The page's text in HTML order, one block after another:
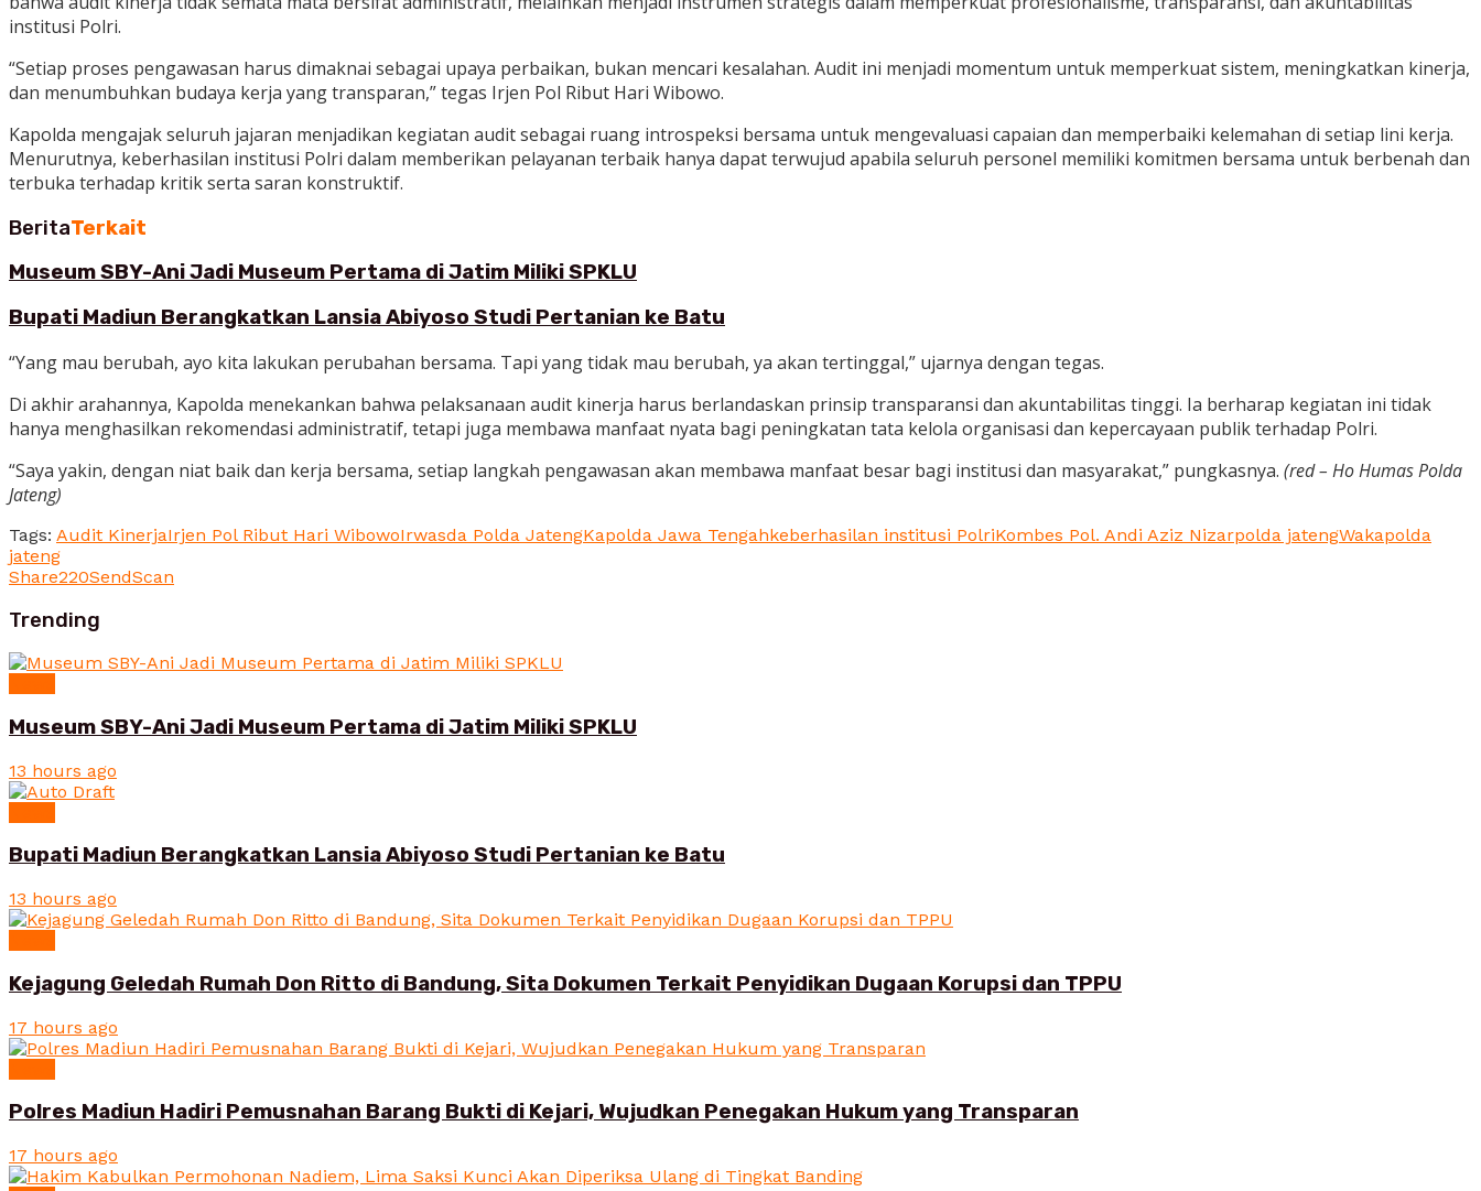
institusi Polri.
“Setiap proses pengawasan harus dimaknai sebagai upaya perbaikan, bukan mencari kesalahan. Audit ini menjadi momentum untuk memperkuat sistem, meningkatkan kinerja,
dan menumbuhkan budaya kerja yang transparan,” tegas Irjen Pol Ribut Hari Wibowo.
Kapolda mengajak seluruh jajaran menjadikan kegiatan audit sebagai ruang introspeksi bersama untuk mengevaluasi capaian dan memperbaiki kelemahan di setiap lini kerja.
Menurutnya, keberhasilan institusi Polri dalam memberikan pelayanan terbaik hanya dapat terwujud apabila seluruh personel memiliki komitmen bersama untuk berbenah dan
terbuka terhadap kritik serta saran konstruktif.
BeritaTerkait
Museum SBY-Ani Jadi Museum Pertama di Jatim Miliki SPKLU
Bupati Madiun Berangkatkan Lansia Abiyoso Studi Pertanian ke Batu
“Yang mau berubah, ayo kita lakukan perubahan bersama. Tapi yang tidak mau berubah, ya akan tertinggal,” ujarnya dengan tegas.
Di akhir arahannya, Kapolda menekankan bahwa pelaksanaan audit kinerja harus berlandaskan prinsip transparansi dan akuntabilitas tinggi. Ia berharap kegiatan ini tidak
hanya menghasilkan rekomendasi administratif, tetapi juga membawa manfaat nyata bagi peningkatan tata kelola organisasi dan kepercayaan publik terhadap Polri.
“Saya yakin, dengan niat baik dan kerja bersama, setiap langkah pengawasan akan membawa manfaat besar bagi institusi dan masyarakat,” pungkasnya. (red – Ho Humas Polda
Jateng)
Tags: Audit KinerjaIrjen Pol Ribut Hari WibowoIrwasda Polda JatengKapolda Jawa Tengahkeberhasilan institusi PolriKombes Pol. Andi Aziz Nizarpolda jatengWakapolda
jateng
Share220SendScan
Trending
Museum SBY-Ani Jadi Museum Pertama di Jatim Miliki SPKLU
13 hours ago
Bupati Madiun Berangkatkan Lansia Abiyoso Studi Pertanian ke Batu
13 hours ago
Kejagung Geledah Rumah Don Ritto di Bandung, Sita Dokumen Terkait Penyidikan Dugaan Korupsi dan TPPU
17 hours ago
Polres Madiun Hadiri Pemusnahan Barang Bukti di Kejari, Wujudkan Penegakan Hukum yang Transparan
17 hours ago